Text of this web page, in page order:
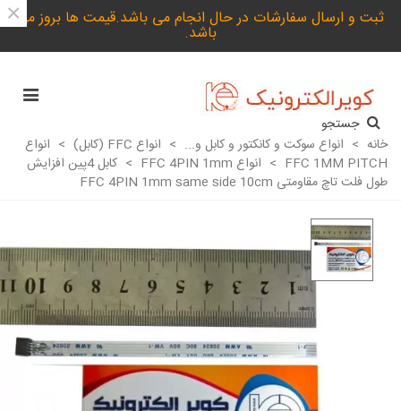
ثبت و ارسال سفارشات در حال انجام می باشد.قیمت ها بروز می
باشد.
×
جستجو
خانه > انواع سوکت و کانکتور و کابل و... > انواع FFC (کابل) > انواع
FFC 1MM PITCH
> انواع FFC 4PIN 1mm >
کابل 4پین افزایش
طول فلت تاچ مقاومتی FFC 4PIN 1mm same side 10cm